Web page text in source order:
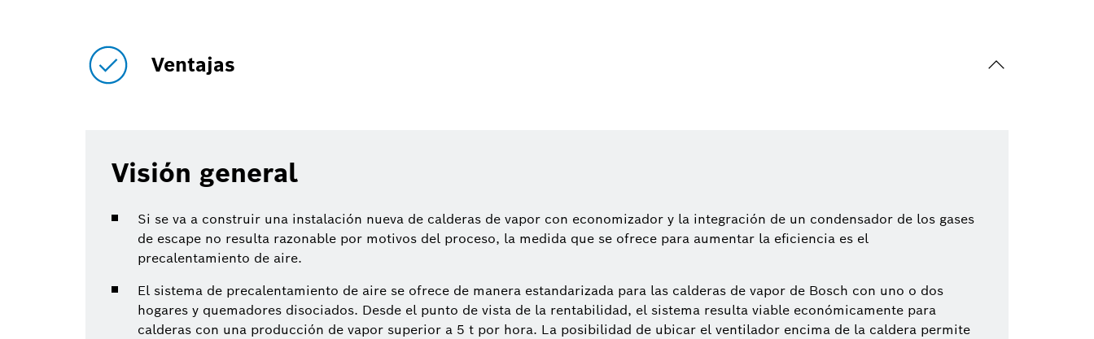
Ventajas
Visión general
Si se va a construir una instalación nueva de calderas de vapor con economizador y la integración de un condensador de los gases
de escape no resulta razonable por motivos del proceso, la medida que se ofrece para aumentar la eficiencia es el
precalentamiento de aire.
El sistema de precalentamiento de aire se ofrece de manera estandarizada para las calderas de vapor de Bosch con uno o dos
hogares y quemadores disociados. Desde el punto de vista de la rentabilidad, el sistema resulta viable económicamente para
calderas con una producción de vapor superior a 5 t por hora. La posibilidad de ubicar el ventilador encima de la caldera permite